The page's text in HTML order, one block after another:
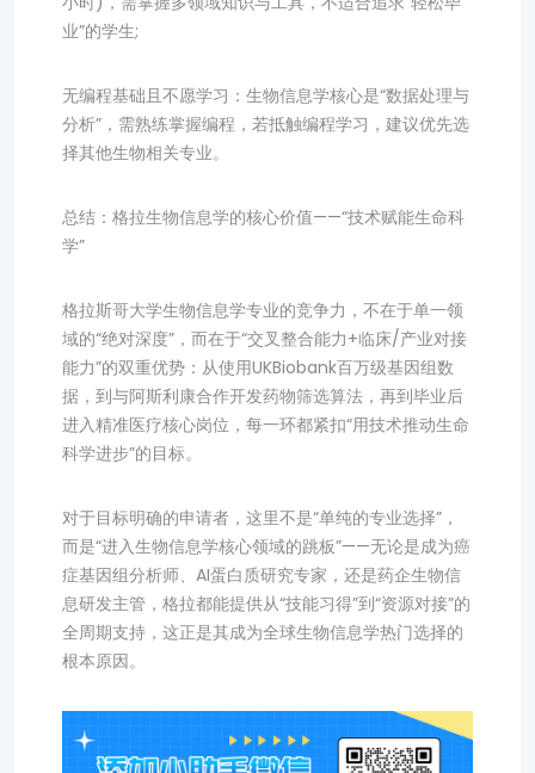
业”的学生;
无编程基础且不愿学习：生物信息学核心是“数据处理与
分析”，需熟练掌握编程，若抵触编程学习，建议优先选
择其他生物相关专业。
总结：格拉生物信息学的核心价值——“技术赋能生命科
学”
格拉斯哥大学生物信息学专业的竞争力，不在于单一领
域的“绝对深度”，而在于“交叉整合能力+临床/产业对接
能力”的双重优势：从使用UKBiobank百万级基因组数
据，到与阿斯利康合作开发药物筛选算法，再到毕业后
进入精准医疗核心岗位，每一环都紧扣“用技术推动生命
科学进步”的目标。
对于目标明确的申请者，这里不是“单纯的专业选择”，
而是“进入生物信息学核心领域的跳板”——无论是成为癌
症基因组分析师、AI蛋白质研究专家，还是药企生物信
息研发主管，格拉都能提供从“技能习得”到“资源对接”的
全周期支持，这正是其成为全球生物信息学热门选择的
根本原因。